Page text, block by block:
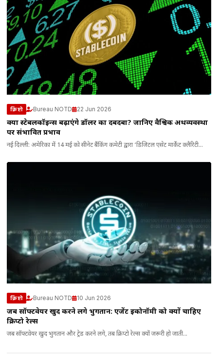
क्रिप्टो Bureau NOTD 22 Jun 2026
क्या स्टेबलकॉइन्स बढ़ाएंगे डॉलर का दबदबा? जानिए वैश्विक अर्थव्यवस्था
पर संभावित प्रभाव
नई दिल्ली: अमेरिका में 14 मई को सीनेट बैंकिंग कमेटी द्वारा ‘डिजिटल एसेट मार्केट क्लैरिटी...
क्रिप्टो Bureau NOTD 10 Jun 2026
जब सॉफ्टवेयर खुद करने लगे भुगतान: एजेंट इकोनॉमी को क्यों चाहिए
क्रिप्टो रेल्स
जब सॉफ्टवेयर खुद भुगतान और ट्रेड करने लगे, तब क्रिप्टो रेल्स क्यों जरूरी हो जाती...